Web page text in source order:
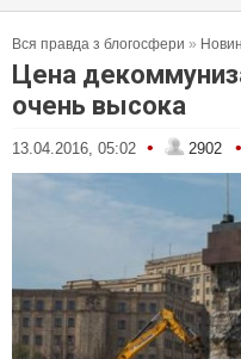
Вся правда з блогосфери »
Цена
очень высока
13.04.2016, 05:02 • 2902 •